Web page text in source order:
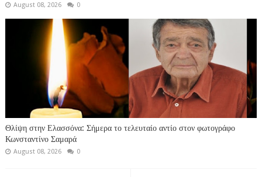
August 08, 2026 0
Θλίψη στην Ελασσόνα: Σήμερα το τελευταίο αντίο στον φωτογράφο
Κωνσταντίνο Σαμαρά
August 08, 2026 0